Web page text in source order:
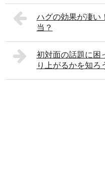
ハグの効果が凄い
当？
初対面の話題に困
り上がるかを知ろ